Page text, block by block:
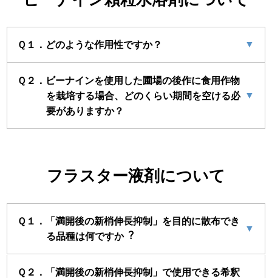
Ｑ１．どのような作用性ですか？ ▼
Ｑ２．ビーナインを使用した圃場の後作に食用作物
を栽培する場合、どのくらい期間を空ける必
要がありますか？
▼
フラスター液剤について
Ｑ１．「満開後の新梢伸⻑抑制」を⽬的に散布でき
る品種は何ですか︖
▼
Ｑ２．「満開後の新梢伸⻑抑制」で使⽤できる希釈